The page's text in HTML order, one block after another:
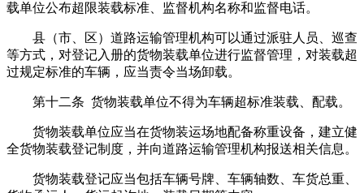
载单位公布超限装载标准、监督机构名称和监督电话。
县（市、区）道路运输管理机构可以通过派驻人员、巡查
等方式，对登记入册的货物装载单位进行监督管理，对装载超
过规定标准的车辆，应当责令当场卸载。
第十二条 货物装载单位不得为车辆超标准装载、配载。
货物装载单位应当在货物装运场地配备称重设备，建立健
全货物装载登记制度，并向道路运输管理机构报送相关信息。
货物装载登记应当包括车辆号牌、车辆轴数、车货总重、